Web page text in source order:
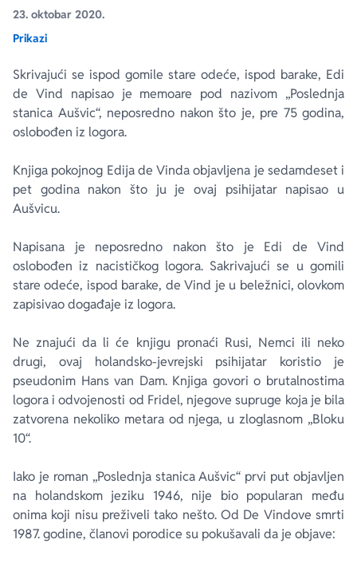
23. oktobar 2020.
Prikazi
Skrivajući se ispod gomile stare odeće, ispod barake, Edi
de Vind napisao je memoare pod nazivom „Poslednja
stanica Aušvic“, neposredno nakon što je, pre 75 godina,
oslobođen iz logora.
Knjiga pokojnog Edija de Vinda objavljena je sedamdeset i
pet godina nakon što ju je ovaj psihijatar napisao u
Aušvicu.
Napisana je neposredno nakon što je Edi de Vind
oslobođen iz nacističkog logora. Sakrivajući se u gomili
stare odeće, ispod barake, de Vind je u beležnici, olovkom
zapisivao događaje iz logora.
Ne znajući da li će knjigu pronaći Rusi, Nemci ili neko
drugi, ovaj holandsko-jevrejski psihijatar koristio je
pseudonim Hans van Dam. Knjiga govori o brutalnostima
logora i odvojenosti od Fridel, njegove supruge koja je bila
zatvorena nekoliko metara od njega, u zloglasnom „Bloku
10“.
Iako je roman „Poslednja stanica Aušvic“ prvi put objavljen
na holandskom jeziku 1946, nije bio popularan među
onima koji nisu preživeli tako nešto. Od De Vindove smrti
1987. godine, članovi porodice su pokušavali da je objave:
Ekranizovane knjige
Za poklon
E-knjige
Autori
Poezija
Lični razvoj i popularna psihologija
Biografija
Bojan Ljubenović
Dejan Tiago-Stanković
Milica Jakovljević Mir-Jam
Peter Handke
Harlan Koben
Elif Šafak